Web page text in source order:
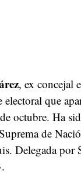
, ex concejal
que
octubre. Ha
de
Delegada por